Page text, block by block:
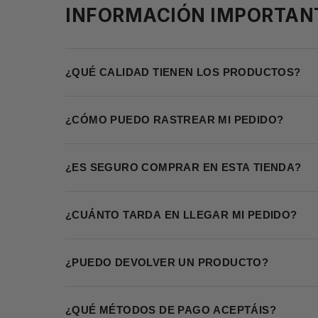
INFORMACIÓN
¿QUÉ CALIDAD TIENEN LOS PRODUCTOS?
¿CÓMO PUEDO RASTREAR MI PEDIDO?
¿ES SEGURO COMPRAR EN ESTA TIENDA?
¿CUÁNTO TARDA EN LLEGAR MI PEDIDO?
¿PUEDO DEVOLVER UN PRODUCTO?
¿QUÉ MÉTODOS DE PAGO ACEPTÁIS?